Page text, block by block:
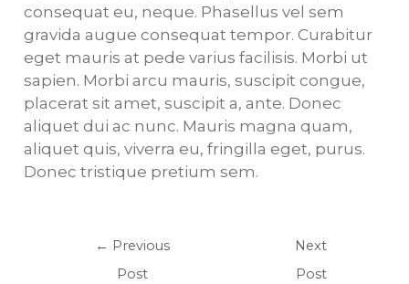
consequat eu, neque. Phasellus vel sem
gravida augue consequat tempor. Curabitur
eget mauris at pede varius facilisis. Morbi ut
sapien. Morbi arcu mauris, suscipit congue,
placerat sit amet, suscipit a, ante. Donec
aliquet dui ac nunc. Mauris magna quam,
aliquet quis, viverra eu, fringilla eget, purus.
Donec tristique pretium sem.
← Previous
Post
Next
Post